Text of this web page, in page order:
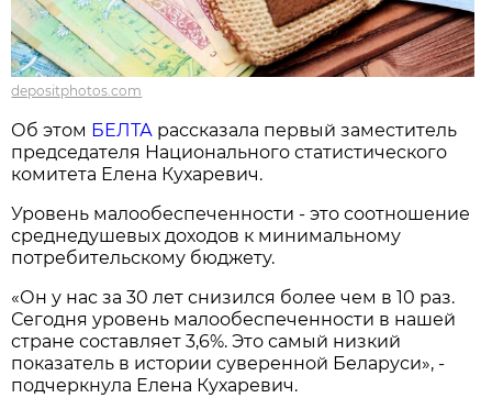
depositphotos.com
Об этом БЕЛТА рассказала первый заместитель
председателя Национального статистического
комитета Елена Кухаревич.
Уровень малообеспеченности - это соотношение
среднедушевых доходов к минимальному
потребительскому бюджету.
«Он у нас за 30 лет снизился более чем в 10 раз.
Сегодня уровень малообеспеченности в нашей
стране составляет 3,6%. Это самый низкий
показатель в истории суверенной Беларуси», -
подчеркнула Елена Кухаревич.